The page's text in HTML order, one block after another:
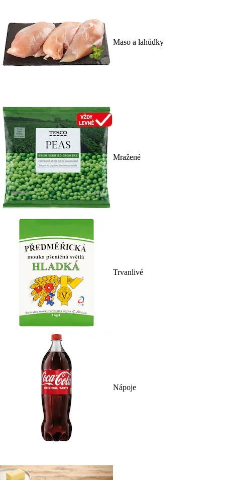
Maso a lahůdky
Mražené
Trvanlivé
Nápoje